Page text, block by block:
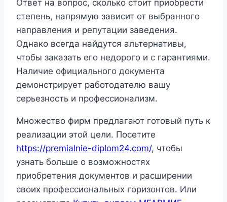
Ответ на вопрос, сколько стоит приобрести
степень, напрямую зависит от выбранного
направления и репутации заведения.
Однако всегда найдутся альтернативы,
чтобы заказать его недорого и с гарантиями.
Наличие официального документа
демонстрирует работодателю вашу
серьезность и профессионализм.
Множество фирм предлагают готовый путь к
реализации этой цели. Посетите
https://premialnie-diplom24.com/, чтобы
узнать больше о возможностях
приобретения документов и расширении
своих профессиональных горизонтов. Или